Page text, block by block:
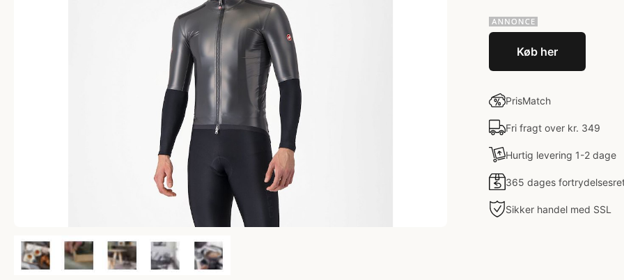
Køb her
PrisMatch
Fri fragt over kr. 349
Hurtig levering 1-2 dage
365 dages
Sikker handel med SSL